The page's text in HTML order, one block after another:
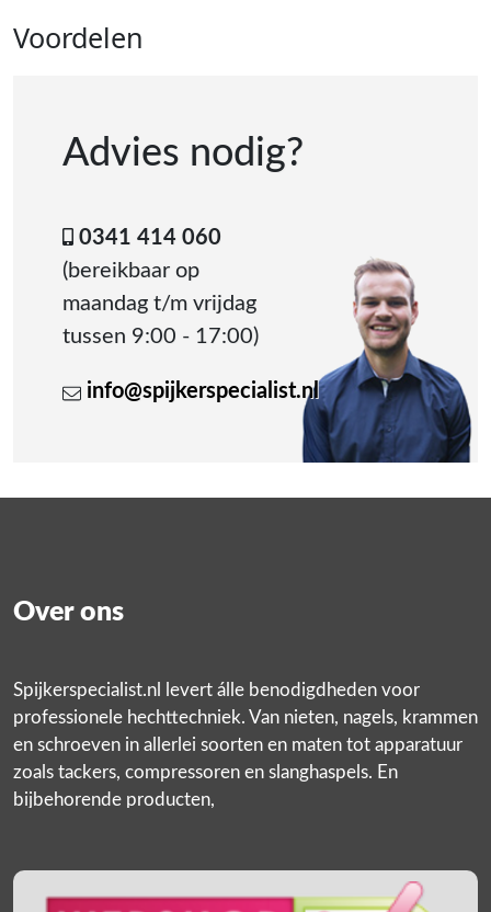
Voordelen
Advies nodig?
0341 414 060
(bereikbaar op
maandag t/m vrijdag
tussen 9:00 - 17:00)
info@spijkerspecialist.nl
Over ons
Spijkerspecialist.nl levert álle benodigdheden voor
professionele hechttechniek. Van nieten, nagels, krammen
en schroeven in allerlei soorten en maten tot apparatuur
zoals tackers, compressoren en slanghaspels. En
bijbehorende producten,